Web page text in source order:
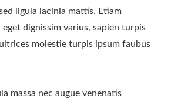
ligula lacinia mattis. Etiam
eget dignissim varius, sapien turpis
molestie turpis ipsum faubus
massa nec augue venenatis